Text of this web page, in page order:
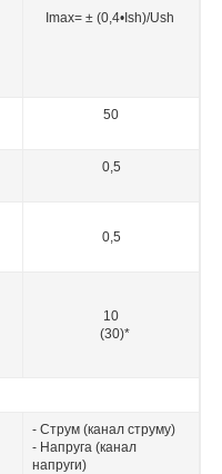
Imax= ± (0,4•Ish)/Ush
50
0,5
0,5
10
(30)*
- Струм (канал струму)
- Напруга (канал
напруги)